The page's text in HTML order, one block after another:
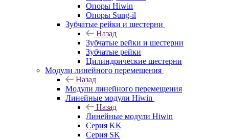
Опоры Hiwin
Опоры Sung-il
Зубчатые рейки и шестерни
Назад
Зубчатые рейки и шестерни
Зубчатые рейки
Цилиндрические шестерни
Модули линейного перемещения
Назад
Модули линейного перемещения
Линейные модули Hiwin
Назад
Линейные модули Hiwin
Серия KK
Серия SK